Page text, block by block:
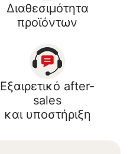
Διαθεσιμότητα
προϊόντων
Εξαιρετικό after-
sales
και υποστήριξη